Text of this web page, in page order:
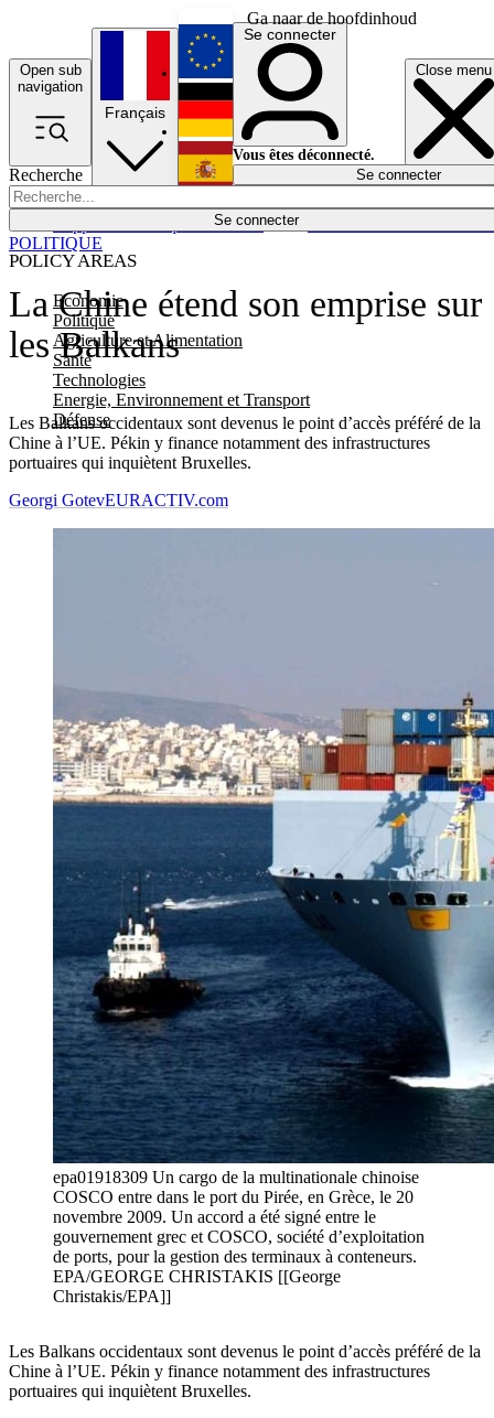
Ga naar de hoofdinhoud
Open sub
navigation
Close menu
Recherche
Se connecter
POLICY AREAS
Economie
Politique
Agriculture et Alimentation
Santé
Technologies
Energie, Environnement et Transport
Défense
Économie
Français
English
Deutsch
Español
Se connecter
Vous êtes déconnecté.
Se connecter
La Chine étend son emprise sur
les Balkans
Les Balkans occidentaux sont devenus le point d’accès préféré de la
Chine à l’UE. Pékin y finance notamment des infrastructures
portuaires qui inquiètent Bruxelles.
POLITIQUE
Georgi GotevEURACTIV.com
epa01918309 Un cargo de la multinationale chinoise
COSCO entre dans le port du Pirée, en Grèce, le 20
novembre 2009. Un accord a été signé entre le
gouvernement grec et COSCO, société d’exploitation
de ports, pour la gestion des terminaux à conteneurs.
EPA/GEORGE CHRISTAKIS [[George
Christakis/EPA]]
Les Balkans occidentaux sont devenus le point d’accès préféré de la
Chine à l’UE. Pékin y finance notamment des infrastructures
portuaires qui inquiètent Bruxelles.